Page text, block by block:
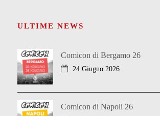
ULTIME NEWS
Comicon di Bergamo 26
24 Giugno 2026
Comicon di Napoli 26